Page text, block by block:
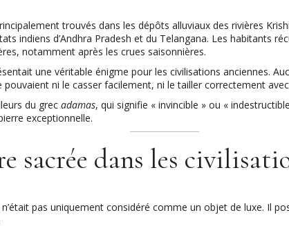
trouvés dans les dépôts alluviaux des rivières
indiens d’Andhra Pradesh et du Telangana. Les habitants
notamment après les crues saisonnières.
une véritable énigme pour les civilisations anciennes.
ni le casser facilement, ni le tailler correctement
du grec adamas, qui signifie « invincible » ou «
exceptionnelle.
sacrée dans les
n’était pas uniquement considéré comme un objet de luxe. Il